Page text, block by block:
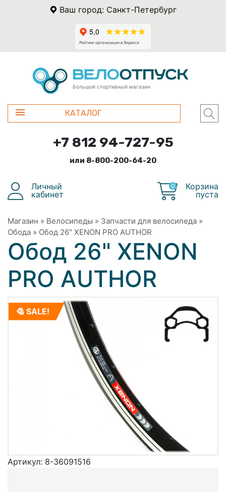
Ваш город: Санкт-Петербург
Большой спортивный магазин
КАТАЛОГ
+7 812 94-727-95
или 8-800-200-64-20
Личный
кабинет
0
Корзина
пуста
Магазин » Велосипеды » Запчасти для велосипеда »
Обода » Обод 26" XENON PRO AUTHOR
Обод 26" XENON
PRO AUTHOR
SALE!
Артикул: 8-36091516